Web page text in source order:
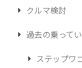
クルマ検討
過去の乗って
ステップワ